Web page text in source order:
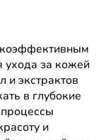
ухода за кожей
и экстрактов
в глубокие
и